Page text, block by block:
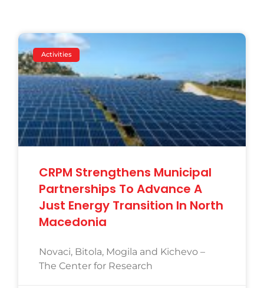
Activities
CRPM Strengthens Municipal
Partnerships To Advance A
Just Energy Transition In North
Macedonia
Novaci, Bitola, Mogila and Kichevo –
The Center for Research